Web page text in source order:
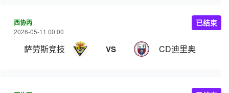
西协丙
2026-05-11 00:00
萨劳斯竞技 VS CD迪里奥
已结束